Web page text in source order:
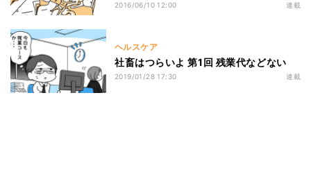
2016/06/10 12:00 連載
ヘルスケア
社畜はつらいよ 第1回 残業代などない
2019/01/28 17:30 連載